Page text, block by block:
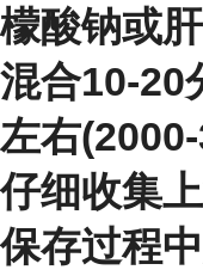
檬酸钠或
混合10-20
左右(2000-
仔细收集上
保存过程